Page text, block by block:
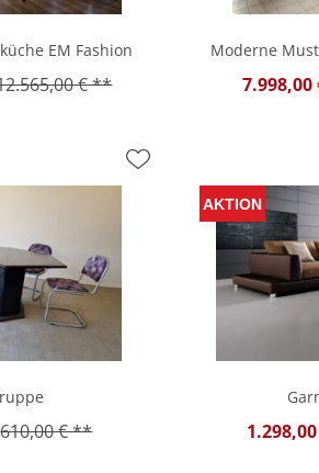
EM Fashion
€ **
Moderne
7.998,00
610,00 € **